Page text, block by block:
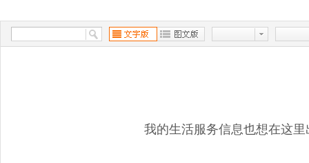
我的生活服务信息也想在这里